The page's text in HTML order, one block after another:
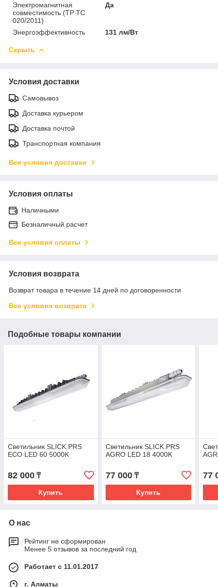
Электромагнитная
совместимость (ТР ТС
020/2011)
Да
Энергоэффективность 131 лм/Вт
Скрыть
Условия доставки
Самовывоз
Доставка курьером
Доставка почтой
Транспортная компания
Все условия доставки
Условия оплаты
Наличными
Безналичный расчет
Все условия оплаты
Условия возврата
Возврат товара в течение 14 дней по договоренности
Все условия возврата
Подобные товары компании
Светильник SLICK.PRS
ECO LED 60 5000K
82 000 ₸
Купить
Светильник SLICK.PRS
AGRO LED 18 4000K
77 000₸
Купить
77
О нас
Рейтинг не сформирован
Менее 5 отзывов за последний год
Работает с 11.01.2017
г. Алматы